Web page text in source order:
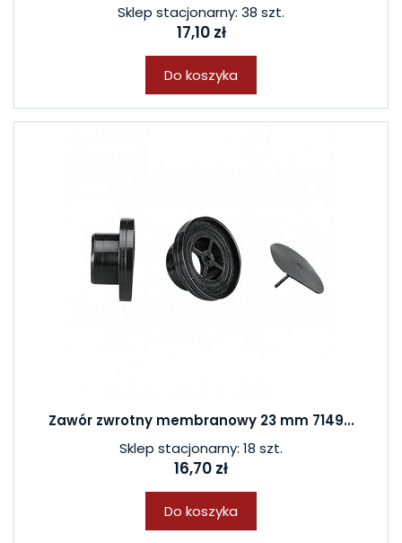
Sklep stacjonarny: 38 szt.
17,10 zł
Do koszyka
Zawór zwrotny membranowy 23 mm 7149...
Sklep stacjonarny: 18 szt.
16,70 zł
Do koszyka